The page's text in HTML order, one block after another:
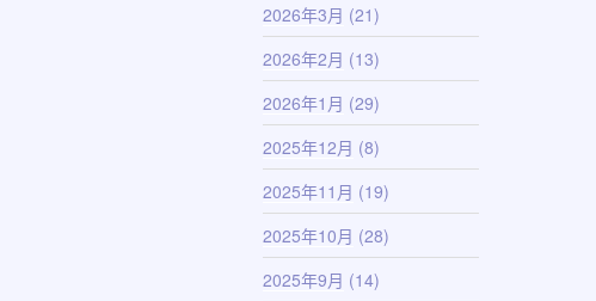
2026年3月 (21)
2026年2月 (13)
2026年1月 (29)
2025年12月 (8)
2025年11月 (19)
2025年10月 (28)
2025年9月 (14)